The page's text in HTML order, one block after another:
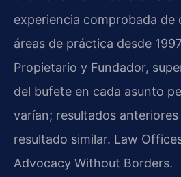
experiencia comprobada de
áreas de práctica desde
Propietario y Fundador,
del bufete en cada asunto
varían; resultados
resultado similar. Law
Advocacy Without Borders.